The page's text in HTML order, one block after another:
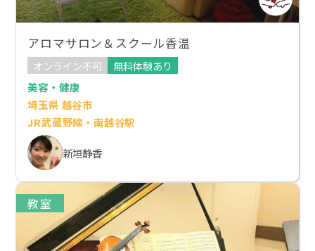
アロマサロン＆スクール香温
オンライン不可
無料体験あり
美容・健康
埼玉県 越谷市
JR武蔵野線・南越谷駅
新垣静香
教室